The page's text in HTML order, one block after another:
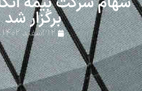
برگزار شد
۱۲ اسفند ۱۴۰۲